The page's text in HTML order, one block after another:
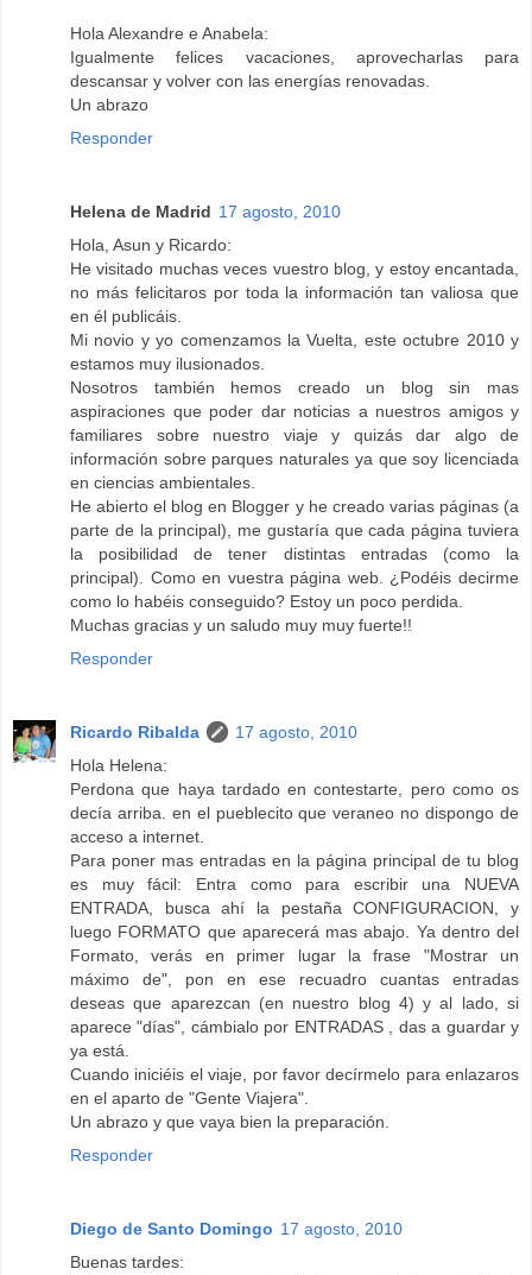
Hola Alexandre e Anabela:
Igualmente felices vacaciones, aprovecharlas para
descansar y volver con las energías renovadas.
Un abrazo
Responder
Helena de Madrid 17 agosto, 2010
Hola, Asun y Ricardo:
He visitado muchas veces vuestro blog, y estoy encantada,
no más felicitaros por toda la información tan valiosa que
en él publicáis.
Mi novio y yo comenzamos la Vuelta, este octubre 2010 y
estamos muy ilusionados.
Nosotros también hemos creado un blog sin mas
aspiraciones que poder dar noticias a nuestros amigos y
familiares sobre nuestro viaje y quizás dar algo de
información sobre parques naturales ya que soy licenciada
en ciencias ambientales.
He abierto el blog en Blogger y he creado varias páginas (a
parte de la principal), me gustaría que cada página tuviera
la posibilidad de tener distintas entradas (como la
principal). Como en vuestra página web. ¿Podéis decirme
como lo habéis conseguido? Estoy un poco perdida.
Muchas gracias y un saludo muy muy fuerte!!
Responder
Ricardo Ribalda
17 agosto, 2010
Hola Helena:
Perdona que haya tardado en contestarte, pero como os
decía arriba. en el pueblecito que veraneo no dispongo de
acceso a internet.
Para poner mas entradas en la página principal de tu blog
es muy fácil: Entra como para escribir una NUEVA
ENTRADA, busca ahí la pestaña CONFIGURACION, y
luego FORMATO que aparecerá mas abajo. Ya dentro del
Formato, verás en primer lugar la frase "Mostrar un
máximo de", pon en ese recuadro cuantas entradas
deseas que aparezcan (en nuestro blog 4) y al lado, si
aparece "días", cámbialo por ENTRADAS , das a guardar y
ya está.
Cuando iniciéis el viaje, por favor decírmelo para enlazaros
en el aparto de "Gente Viajera".
Un abrazo y que vaya bien la preparación.
Responder
Diego de Santo Domingo 17 agosto, 2010
Buenas tardes: